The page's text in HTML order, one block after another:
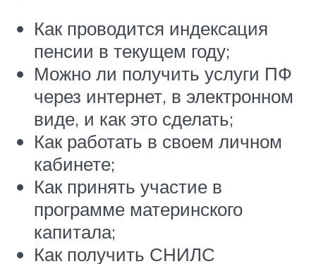
Как проводится индексация
пенсии в текущем году;
Можно ли получить услуги ПФ
через интернет, в электронном
виде, и как это сделать;
Как работать в своем личном
кабинете;
Как принять участие в
программе материнского
капитала;
Как получить СНИЛС